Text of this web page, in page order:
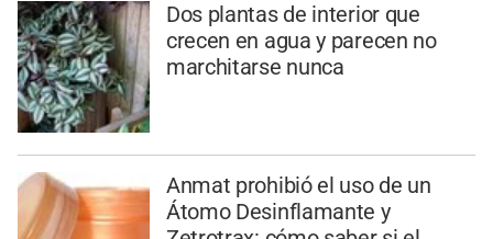
Dos plantas de interior que
crecen en agua y parecen no
marchitarse nunca
Anmat prohibió el uso de un
Átomo Desinflamante y